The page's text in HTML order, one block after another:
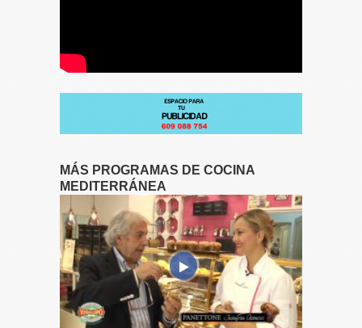
MÁS PROGRAMAS DE COCINA
MEDITERRÁNEA